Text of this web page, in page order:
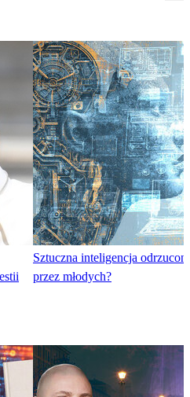
Sztuczna inteligencja
przez młodych?